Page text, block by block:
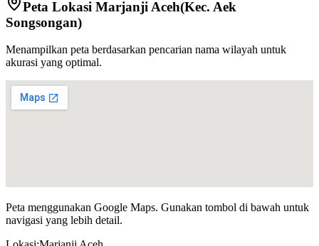
Peta Lokasi Marjanji Aceh(Kec. Aek
Songsongan)
Menampilkan peta berdasarkan pencarian nama wilayah untuk
akurasi yang optimal.
Peta menggunakan Google Maps. Gunakan tombol di bawah untuk
navigasi yang lebih detail.